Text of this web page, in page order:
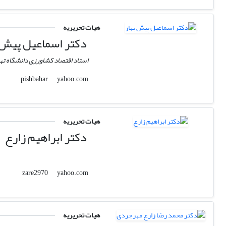
هیات تحریریه
دکتر اسماعیل
استاد اقتصاد کشاورزی دانشگاه
pishbahar
yahoo.com
هیات تحریریه
دکتر ابراهیم زارع
zare2970
yahoo.com
هیات تحریریه